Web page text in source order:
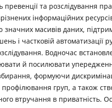
превенції та розслідування
інформаційних
масивів даних,
і частковій автоматизації
Водночас
й посилювати
формуючи
профілювання груп, а також
втручання в приватність.